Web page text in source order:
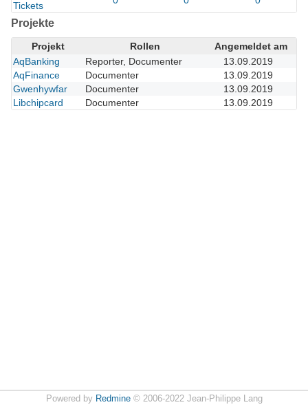
Tickets
Projekte
Projekt Rollen
Angemeldet am
AqBanking
Reporter, Documenter
13.09.2019
AqFinance
Documenter
13.09.2019
Gwenhywfar
Documenter
13.09.2019
Libchipcard
Documenter 13.09.2019
Powered by Redmine© 2006-2022 Jean-Philippe Lang